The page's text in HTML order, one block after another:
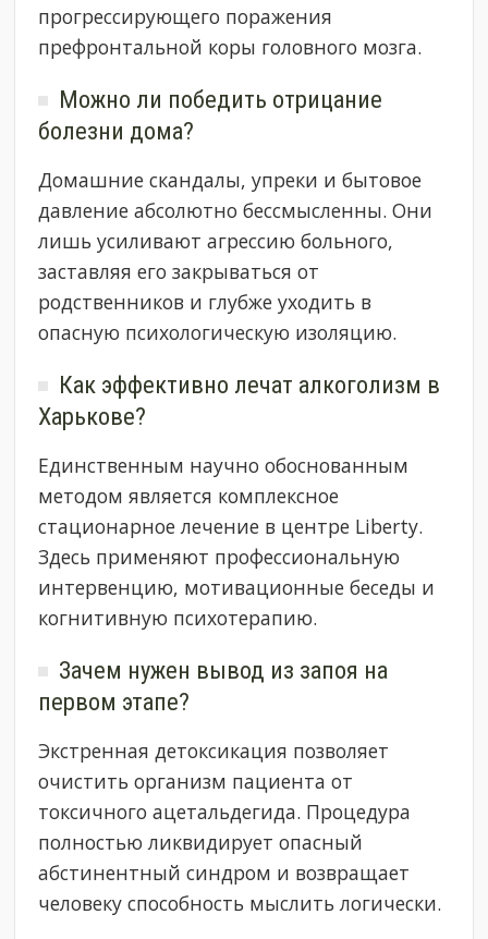
прогрессирующего поражения
префронтальной коры головного мозга.
Можно ли победить отрицание
болезни дома?
Домашние скандалы, упреки и бытовое
давление абсолютно бессмысленны. Они
лишь усиливают агрессию больного,
заставляя его закрываться от
родственников и глубже уходить в
опасную психологическую изоляцию.
Как эффективно лечат алкоголизм в
Харькове?
Единственным научно обоснованным
методом является комплексное
стационарное лечение в центре Liberty.
Здесь применяют профессиональную
интервенцию, мотивационные беседы и
когнитивную психотерапию.
Зачем нужен вывод из запоя на
первом этапе?
Экстренная детоксикация позволяет
очистить организм пациента от
токсичного ацетальдегида. Процедура
полностью ликвидирует опасный
абстинентный синдром и возвращает
человеку способность мыслить логически.